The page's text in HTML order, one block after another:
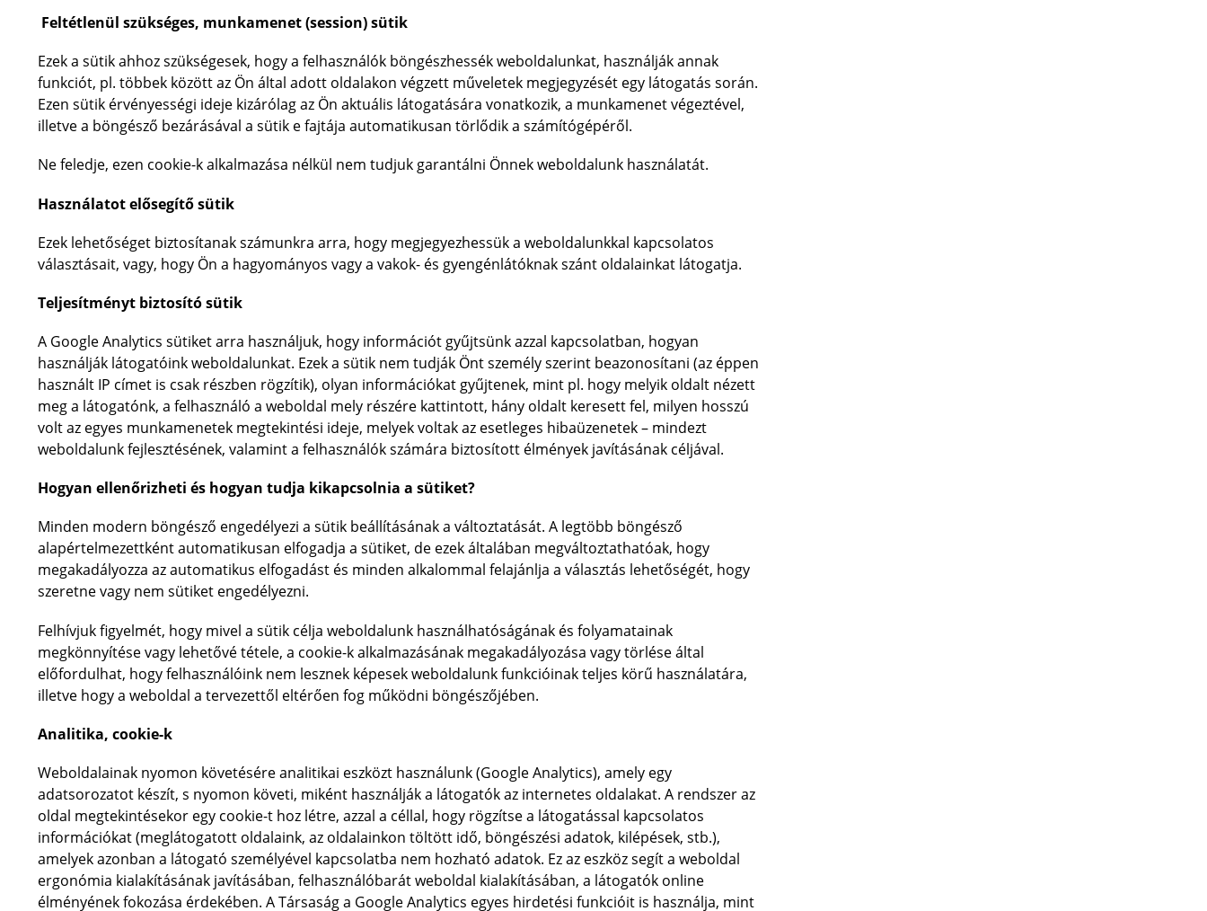
Feltétlenül szükséges, munkamenet (session) sütik
Ezek a sütik ahhoz szükségesek, hogy a felhasználók böngészhessék weboldalunkat, használják annak
funkciót, pl. többek között az Ön által adott oldalakon végzett műveletek megjegyzését egy látogatás során.
Ezen sütik érvényességi ideje kizárólag az Ön aktuális látogatására vonatkozik, a munkamenet végeztével,
illetve a böngésző bezárásával a sütik e fajtája automatikusan törlődik a számítógépéről.
Ne feledje, ezen cookie-k alkalmazása nélkül nem tudjuk garantálni Önnek weboldalunk használatát.
Használatot elősegítő sütik
Ezek lehetőséget biztosítanak számunkra arra, hogy megjegyezhessük a weboldalunkkal kapcsolatos
választásait, vagy, hogy Ön a hagyományos vagy a vakok- és gyengénlátóknak szánt oldalainkat látogatja.
Teljesítményt biztosító sütik
A Google Analytics sütiket arra használjuk, hogy információt gyűjtsünk azzal kapcsolatban, hogyan
használják látogatóink weboldalunkat. Ezek a sütik nem tudják Önt személy szerint beazonosítani (az éppen
használt IP címet is csak részben rögzítik), olyan információkat gyűjtenek, mint pl. hogy melyik oldalt nézett
meg a látogatónk, a felhasználó a weboldal mely részére kattintott, hány oldalt keresett fel, milyen hosszú
volt az egyes munkamenetek megtekintési ideje, melyek voltak az esetleges hibaüzenetek – mindezt
weboldalunk fejlesztésének, valamint a felhasználók számára biztosított élmények javításának céljával.
Hogyan ellenőrizheti és hogyan tudja kikapcsolnia a sütiket?
Minden modern böngésző engedélyezi a sütik beállításának a változtatását. A legtöbb böngésző
alapértelmezettként automatikusan elfogadja a sütiket, de ezek általában megváltoztathatóak, hogy
megakadályozza az automatikus elfogadást és minden alkalommal felajánlja a választás lehetőségét, hogy
szeretne vagy nem sütiket engedélyezni.
Felhívjuk figyelmét, hogy mivel a sütik célja weboldalunk használhatóságának és folyamatainak
megkönnyítése vagy lehetővé tétele, a cookie-k alkalmazásának megakadályozása vagy törlése által
előfordulhat, hogy felhasználóink nem lesznek képesek weboldalunk funkcióinak teljes körű használatára,
illetve hogy a weboldal a tervezettől eltérően fog működni böngészőjében.
Analitika, cookie-k
Weboldalainak nyomon követésére analitikai eszközt használunk (Google Analytics), amely egy
adatsorozatot készít, s nyomon követi, miként használják a látogatók az internetes oldalakat. A rendszer az
oldal megtekintésekor egy cookie-t hoz létre, azzal a céllal, hogy rögzítse a látogatással kapcsolatos
információkat (meglátogatott oldalaink, az oldalainkon töltött idő, böngészési adatok, kilépések, stb.),
amelyek azonban a látogató személyével kapcsolatba nem hozható adatok. Ez az eszköz segít a weboldal
ergonómia kialakításának javításában, felhasználóbarát weboldal kialakításában, a látogatók online
élményének fokozása érdekében. A Társaság a Google Analytics egyes hirdetési funkcióit is használja, mint